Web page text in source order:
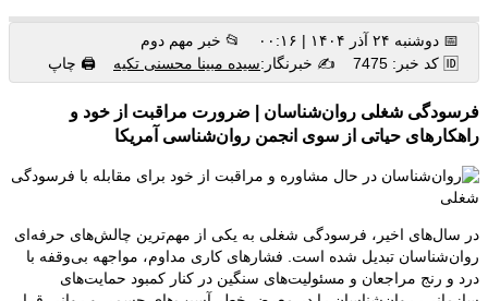
📅 دوشنبه ۲۴ آذر ۱۴۰۴ | ۰۰:۱۶
📂 خبر مهم دوم
🆔 کد خبر: 7475
✍️ خبرنگار:سیده مبینا محسنی تکیه 🖨 چاپ
فرسودگی شغلی روان‌شناسان | ضرورت مراقبت از خود و
راهکارهای حیاتی از سوی انجمن روان‌شناسی آمریکا
در سال‌های اخیر، فرسودگی شغلی به یکی از مهم‌ترین چالش‌های حرفه‌ای
روان‌شناسان تبدیل شده است. فشارهای کاری مداوم، مواجهه بی‌وقفه با
درد و رنج مراجعان و مسئولیت‌های سنگین در کنار کمبود حمایت‌های